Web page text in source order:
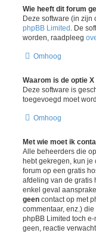
Wie heeft dit forum
Deze software (in zijn
phpBB Limited . De
worden, raadpleeg
Omhoog
Waarom is de optie
Deze software is
toegevoegd moet
Omhoog
Met wie moet ik
Alle beheerders die
hebt gekregen, kun
forum op een gratis
afdeling van de gratis
enkel geval
geen contact op met
commentaar, enz.) die
phpBB Limited toch
geen, reactie